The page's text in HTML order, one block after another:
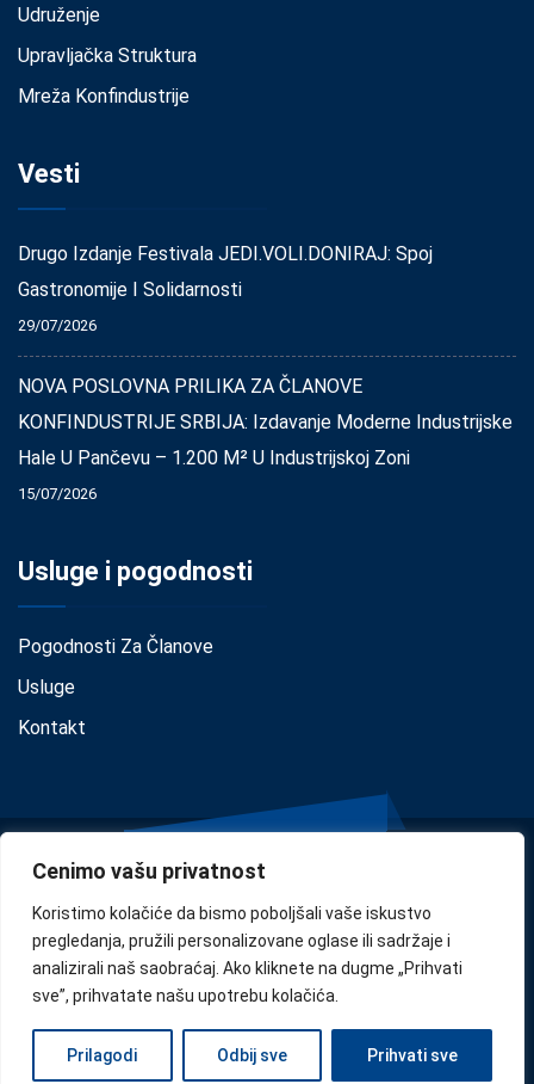
Cenimo vašu privatnost
Koristimo kolačiće da bismo poboljšali vaše iskustvo
pregledanja, pružili personalizovane oglase ili sadržaje i
analizirali naš saobraćaj. Ako kliknete na dugme „Prihvati
sve”, prihvatate našu upotrebu kolačića.
Prilagodi Odbij sve Prihvati sve
Udruženje
Upravljačka Struktura
Mreža Konfindustrije
Vesti
Drugo Izdanje Festivala JEDI.VOLI.DONIRAJ: Spoj
Gastronomije I Solidarnosti
29/07/2026
NOVA POSLOVNA PRILIKA ZA ČLANOVE
KONFINDUSTRIJE SRBIJA: Izdavanje Moderne Industrijske
Hale U Pančevu – 1.200 M² U Industrijskoj Zoni
15/07/2026
Usluge i pogodnosti
Pogodnosti Za Članove
Usluge
Kontakt
Privacy• Cookie Policy•Disclaimer
Copyright © 2024Confindustria Serbia. Designed byZoe
Milano